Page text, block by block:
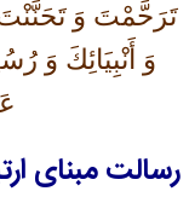
تَرَحَّمْتَ وَ
وَ أَنْبِيَائِكَ وَ
رسالت مبنای